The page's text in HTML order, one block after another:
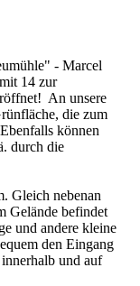
- Marcel
14 zur
An unsere
die zum
können
durch die
Gleich nebenan
Gelände befindet
und andere kleine
den Eingang
und auf